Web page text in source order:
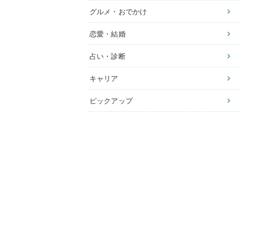
グルメ・おでかけ
恋愛・結婚
占い・診断
キャリア
ピックアップ